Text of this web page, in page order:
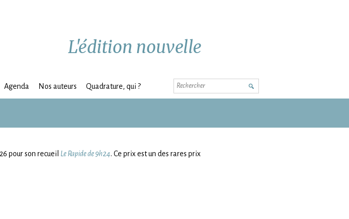
L'édition nouvelle
Rechercher
Agenda Nos auteurs Quadrature, qui ?
pour son recueil Le Rapide de 9h24. Ce prix est un des rares prix